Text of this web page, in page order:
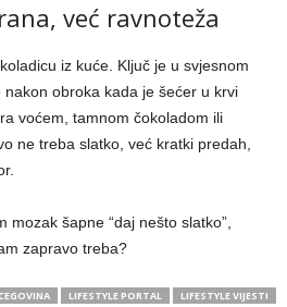
već ravnoteža
iz kuće. Ključ je u svjesnom
obroka kada je šećer u krvi
voćem, tamnom čokoladom ili
ne treba slatko, već kratki predah,
mozak šapne “daj nešto slatko”,
zapravo treba?
LIFESTYLE PORTAL
LIFESTYLE VIJESTI